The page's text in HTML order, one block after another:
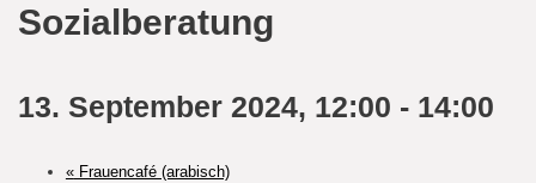
Sozialberatung
13. September 2024, 12:00 - 14:00
«Frauencafé (arabisch)